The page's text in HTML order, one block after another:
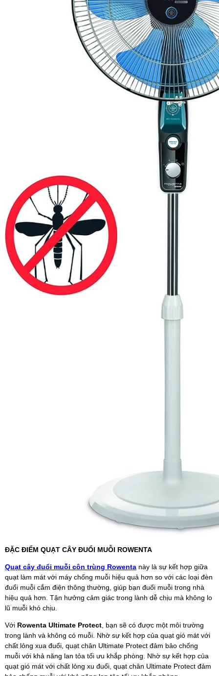
ĐẶC ĐIỂM QUẠT CÂY ĐUỔI MUỖI ROWENTA
Quạt cây đuổi muỗi côn trùng Rowenta này là sự kết hợp giữa
quạt làm mát với máy chống muỗi hiệu quả hơn so với các loại đèn
đuổi muỗi cắm điện thông thường, giúp bạn đuổi muỗi trong nhà
hiệu quả hơn. Tận hưởng cảm giác trong lành dễ chịu mà không lo
lũ muỗi khó chịu.
Với Rowenta Ultimate Protect , bạn sẽ có được một môi trường
trong lành và không có muỗi. Nhờ sự kết hợp của quạt gió mát với
chất lỏng xua đuổi, quạt chân Ultimate Protect đảm bảo chống
muỗi với khả năng lan tỏa tối ưu khắp phòng. Nhờ sự kết hợp của
quạt gió mát với chất lỏng xu đuổi, quạt chân Ultimate Protect đảm